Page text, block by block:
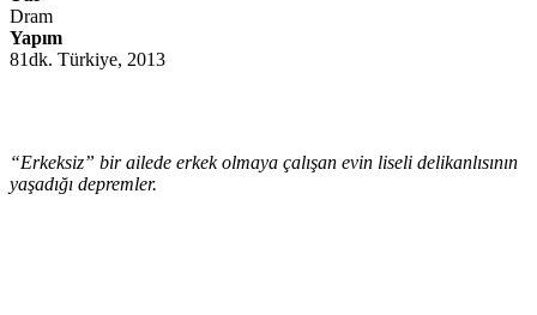
Dram
Yapım
81dk. Türkiye, 2013
“Erkeksiz” bir ailede erkek olmaya çalışan evin liseli delikanlısının
yaşadığı depremler.